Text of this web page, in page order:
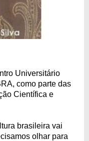
Universitário
como parte das
Científica e
brasileira vai
olhar para